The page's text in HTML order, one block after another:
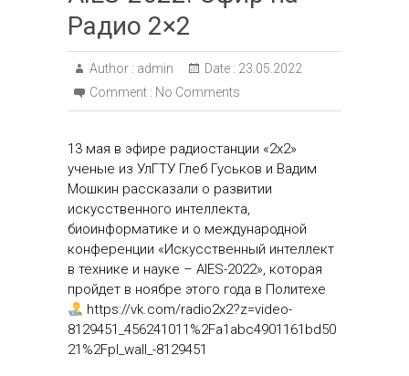
Радио 2×2
Author : admin Date : 23.05.2022
Comment : No Comments
13 мая в эфире радиостанции «2х2»
ученые из УлГТУ Глеб Гуськов и Вадим
Мошкин рассказали о развитии
искусственного интеллекта,
биоинформатике и о международной
конференции «Искусственный интеллект
в технике и науке – AIES-2022», которая
пройдет в ноябре этого года в Политехе
https://vk.com/radio2x2?z=video-
8129451_456241011%2Fa1abc4901161bd50
21%2Fpl_wall_-8129451